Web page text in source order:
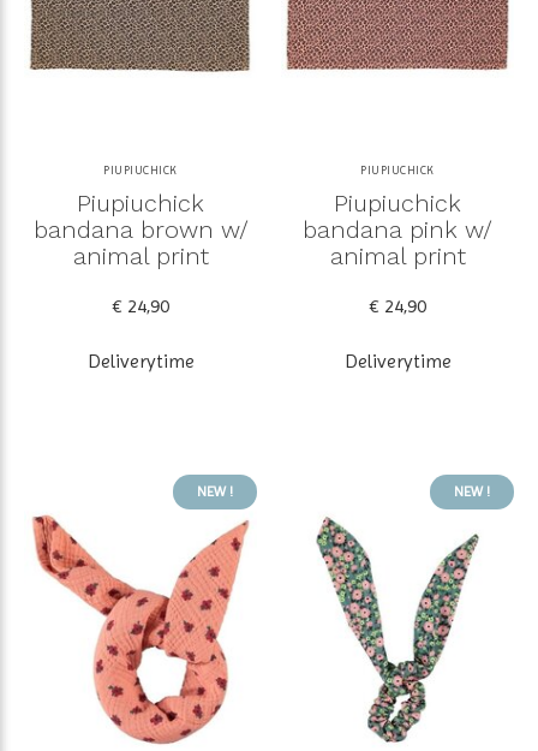
PIUPIUCHICK
Piupiuchick
bandana brown w/
animal print
€ 24,90
Deliverytime
PIUPIUCHICK
Piupiuchick
bandana pink w/
animal print
€ 24,90
Deliverytime
NEW ! NEW !